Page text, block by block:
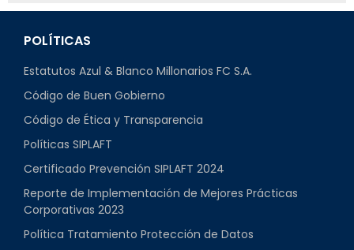
POLÍTICAS
Estatutos Azul & Blanco Millonarios FC S.A.
Código de Buen Gobierno
Código de Ética y Transparencia
Políticas SIPLAFT
Certificado Prevención SIPLAFT 2024
Reporte de Implementación de Mejores Prácticas
Corporativas 2023
Política Tratamiento Protección de Datos